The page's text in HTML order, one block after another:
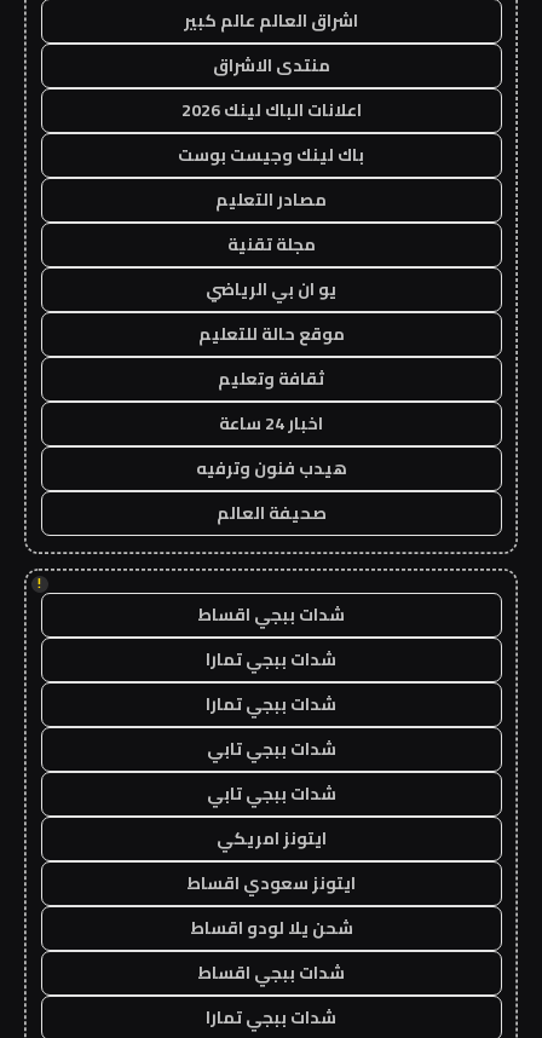
اشراق العالم عالم كبير
منتدى الاشراق
اعلانات الباك لينك 2026
باك لينك وجيست بوست
مصادر التعليم
مجلة تقنية
يو ان بي الرياضي
موقع حالة للتعليم
ثقافة وتعليم
اخبار 24 ساعة
هيدب فنون وترفيه
صحيفة العالم
!
شدات ببجي اقساط
شدات ببجي تمارا
شدات ببجي تمارا
شدات ببجي تابي
شدات ببجي تابي
ايتونز امريكي
ايتونز سعودي اقساط
شحن يلا لودو اقساط
شدات ببجي اقساط
شدات ببجي تمارا